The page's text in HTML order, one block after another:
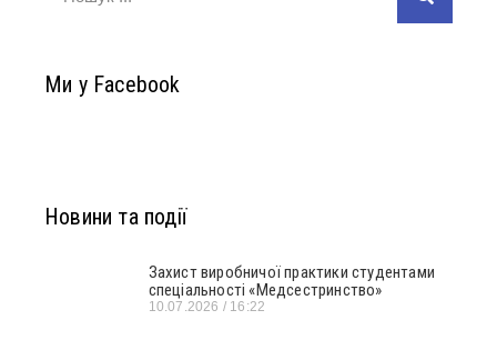
Ми у Facebook
Новини та події
Захист виробничої практики студентами
спеціальності «Медсестринство»
10.07.2026 16:22